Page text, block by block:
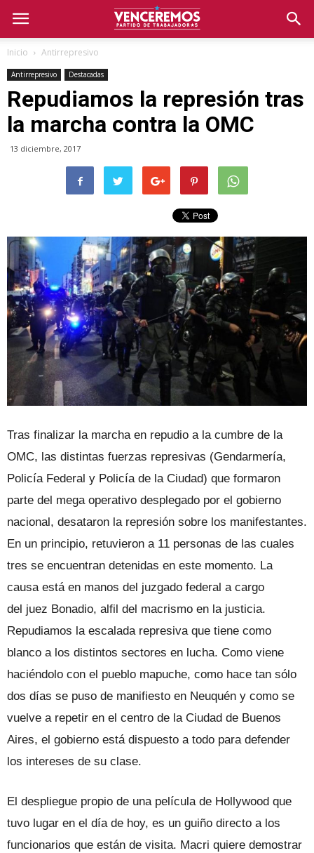
Inicio Antirrepresivo
Antirrepresivo Destacadas
Repudiamos la represión tras
la marcha contra la OMC
13 diciembre, 2017
Tras finalizar la marcha en repudio a la cumbre de la
OMC, las distintas fuerzas represivas (Gendarmería,
Policía Federal y Policía de la Ciudad) que formaron
parte del mega operativo desplegado por el gobierno
nacional, desataron la represión sobre los manifestantes.
En un principio, retuvieron a 11 personas de las cuales
tres se encuentran detenidas en este momento. La
causa está en manos del juzgado federal a cargo
del juez Bonadio, alfil del macrismo en la justicia.
Repudiamos la escalada represiva que tiene como
blanco a los distintos sectores en lucha. Como viene
haciéndolo con el pueblo mapuche, como hace tan sólo
dos días se puso de manifiesto en Neuquén y como se
vuelve a repetir en el centro de la Ciudad de Buenos
Aires, el gobierno está dispuesto a todo para defender
los intereses de su clase.
El despliegue propio de una película de Hollywood que
tuvo lugar en el día de hoy, es un guiño directo a los
funcionarios que están de visita. Macri quiere demostrar